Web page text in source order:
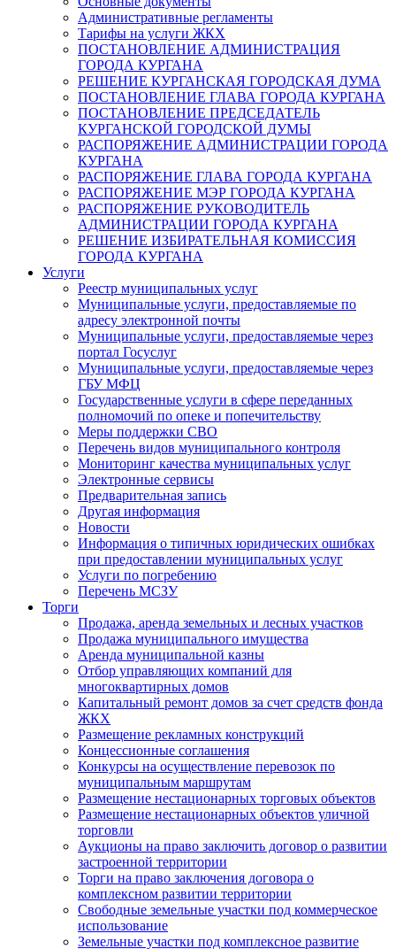
Административные регламенты
Тарифы на услуги ЖКХ
ПОСТАНОВЛЕНИЕ АДМИНИСТРАЦИЯ
ГОРОДА КУРГАНА
РЕШЕНИЕ КУРГАНСКАЯ ГОРОДСКАЯ ДУМА
ПОСТАНОВЛЕНИЕ ГЛАВА ГОРОДА КУРГАНА
ПОСТАНОВЛЕНИЕ ПРЕДСЕДАТЕЛЬ
КУРГАНСКОЙ ГОРОДСКОЙ ДУМЫ
РАСПОРЯЖЕНИЕ АДМИНИСТРАЦИИ ГОРОДА
КУРГАНА
РАСПОРЯЖЕНИЕ ГЛАВА ГОРОДА КУРГАНА
РАСПОРЯЖЕНИЕ МЭР ГОРОДА КУРГАНА
РАСПОРЯЖЕНИЕ РУКОВОДИТЕЛЬ
АДМИНИСТРАЦИИ ГОРОДА КУРГАНА
РЕШЕНИЕ ИЗБИРАТЕЛЬНАЯ КОМИССИЯ
ГОРОДА КУРГАНА
Услуги
Реестр муниципальных услуг
Муниципальные услуги, предоставляемые по
адресу электронной почты
Муниципальные услуги, предоставляемые через
портал Госуслуг
Муниципальные услуги, предоставляемые через
ГБУ МФЦ
Государственные услуги в сфере переданных
полномочий по опеке и попечительству
Меры поддержки СВО
Перечень видов муниципального контроля
Мониторинг качества муниципальных услуг
Электронные сервисы
Предварительная запись
Другая информация
Новости
Информация о типичных юридических ошибках
при предоставлении муниципальных услуг
Услуги по погребению
Перечень МСЗУ
Торги
Продажа, аренда земельных и лесных участков
Продажа муниципального имущества
Аренда муниципальной казны
Отбор управляющих компаний для
многоквартирных домов
Капитальный ремонт домов за счет средств фонда
ЖКХ
Размещение рекламных конструкций
Концессионные соглашения
Конкурсы на осуществление перевозок по
муниципальным маршрутам
Размещение нестационарных торговых объектов
Размещение нестационарных объектов уличной
торговли
Аукционы на право заключить договор о развитии
застроенной территории
Торги на право заключения договора о
комплексном развитии территории
Свободные земельные участки под коммерческое
использование
Земельные участки под комплексное развитие